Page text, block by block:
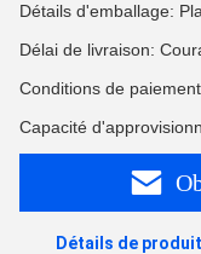
Détails d'emballage:
Délai de livraison:
Conditions de
Capacité
Détails de produit